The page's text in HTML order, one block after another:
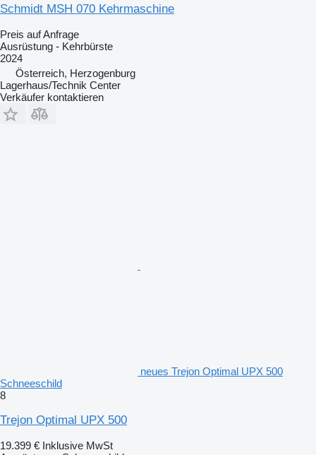
Schmidt MSH 070 Kehrmaschine
Preis auf Anfrage
Ausrüstung - Kehrbürste
2024
Österreich, Herzogenburg
Lagerhaus/Technik Center
Verkäufer kontaktieren
neues Trejon Optimal UPX 500
Schneeschild
8
Trejon Optimal UPX 500
19.399 € Inklusive MwSt